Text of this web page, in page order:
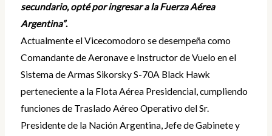
secundario, opté por ingresar a la Fuerza Aérea
Argentina”.
Actualmente el Vicecomodoro se desempeña como
Comandante de Aeronave e Instructor de Vuelo en el
Sistema de Armas Sikorsky S-70A Black Hawk
perteneciente a la Flota Aérea Presidencial, cumpliendo
funciones de Traslado Aéreo Operativo del Sr.
Presidente de la Nación Argentina, Jefe de Gabinete y